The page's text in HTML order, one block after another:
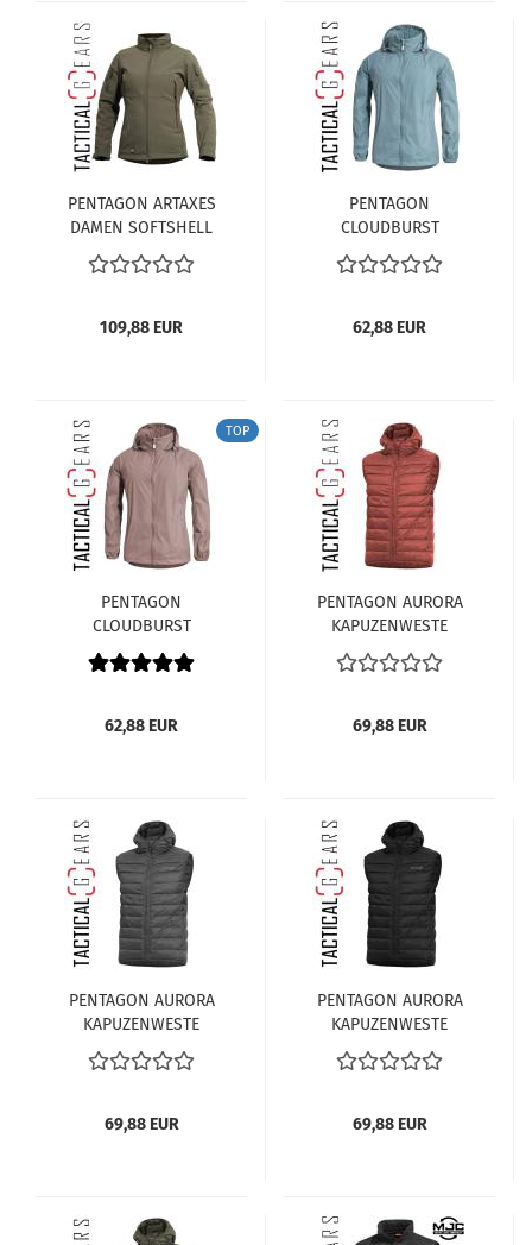
PENTAGON ARTAXES
DAMEN SOFTSHELL
JACKE K08011-W-06E-
RAL7013
109,88 EUR
PENTAGON
CLOUDBURST
PACKBARE DAMEN
REGENJACKE K07020-
62,88 EUR
TOP
PENTAGON
CLOUDBURST
PACKBARE DAMEN
REGENJACKE K07020-
62,88 EUR
PENTAGON AURORA
KAPUZENWESTE
K04011-74 MARCOON-
RED
69,88 EUR
PENTAGON AURORA
KAPUZENWESTE
K04011-17 CINDER-GREY
69,88 EUR
PENTAGON AURORA
KAPUZENWESTE
K04011-01 SCHWARZ
69,88 EUR